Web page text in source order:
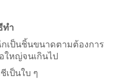
ทำ
เป็นชิ้นขนาดตามต้องการ
ใหญ่จนเกินไป
เป็นใบ ๆ